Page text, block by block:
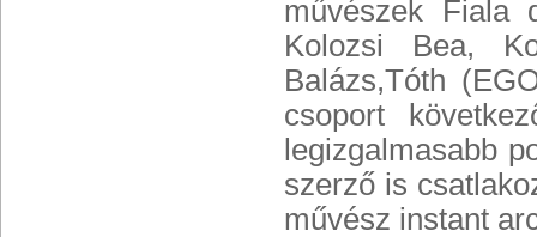
művészek Fiala
Kolozsi Bea,
Balázs,Tóth
csoport
legizgalmasabb
szerző is
művész instant